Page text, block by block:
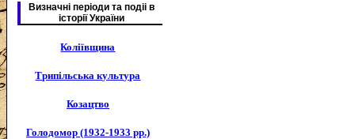
Визначні періоди та подіі в
історії України
Коліївщина
Трипільська культура
Козацтво
Голодомор (1932-1933 рр.)